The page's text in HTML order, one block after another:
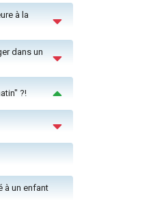
à la
dans un
?!
à un enfant